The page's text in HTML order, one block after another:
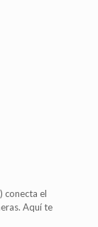
conecta el
Aquí te